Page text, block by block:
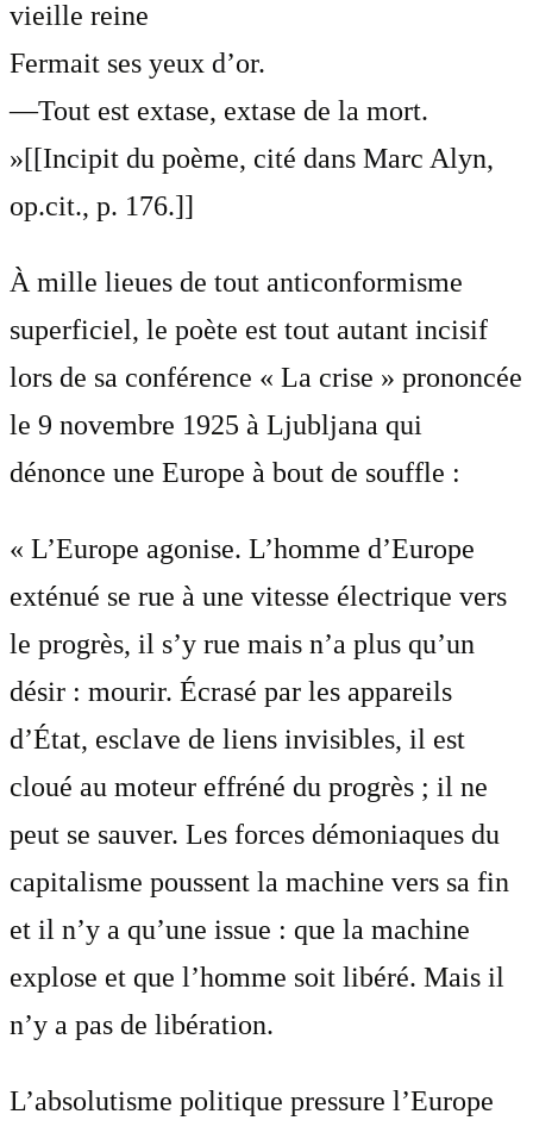
vieille reine
Fermait ses yeux d’or.
—Tout est extase, extase de la mort.
»[[Incipit du poème, cité dans Marc Alyn,
op.cit., p. 176.]]
À mille lieues de tout anticonformisme
superficiel, le poète est tout autant incisif
lors de sa conférence « La crise » prononcée
le 9 novembre 1925 à Ljubljana qui
dénonce une Europe à bout de souffle :
« L’Europe agonise. L’homme d’Europe
exténué se rue à une vitesse électrique vers
le progrès, il s’y rue mais n’a plus qu’un
désir : mourir. Écrasé par les appareils
d’État, esclave de liens invisibles, il est
cloué au moteur effréné du progrès ; il ne
peut se sauver. Les forces démoniaques du
capitalisme poussent la machine vers sa fin
et il n’y a qu’une issue : que la machine
explose et que l’homme soit libéré. Mais il
n’y a pas de libération.
L’absolutisme politique pressure l’Europe